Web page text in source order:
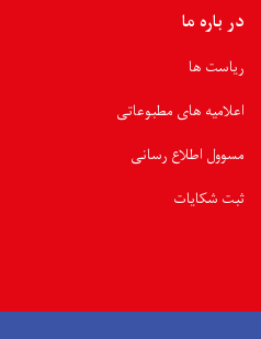
در باره ما
ریاست ها
اعلامیه های مطبوعاتی
مسوول اطلاع رسانی
ثبت شکایات